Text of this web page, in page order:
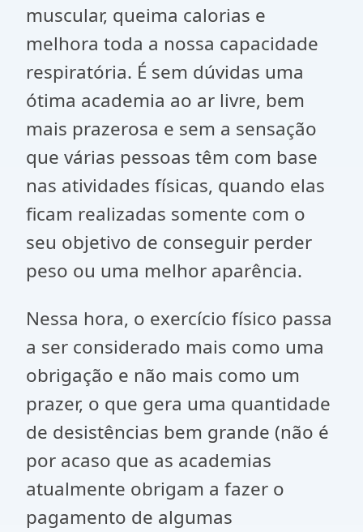
muscular, queima calorias e
melhora toda a nossa capacidade
respiratória. É sem dúvidas uma
ótima academia ao ar livre, bem
mais prazerosa e sem a sensação
que várias pessoas têm com base
nas atividades físicas, quando elas
ficam realizadas somente com o
seu objetivo de conseguir perder
peso ou uma melhor aparência.
Nessa hora, o exercício físico passa
a ser considerado mais como uma
obrigação e não mais como um
prazer, o que gera uma quantidade
de desistências bem grande (não é
por acaso que as academias
atualmente obrigam a fazer o
pagamento de algumas